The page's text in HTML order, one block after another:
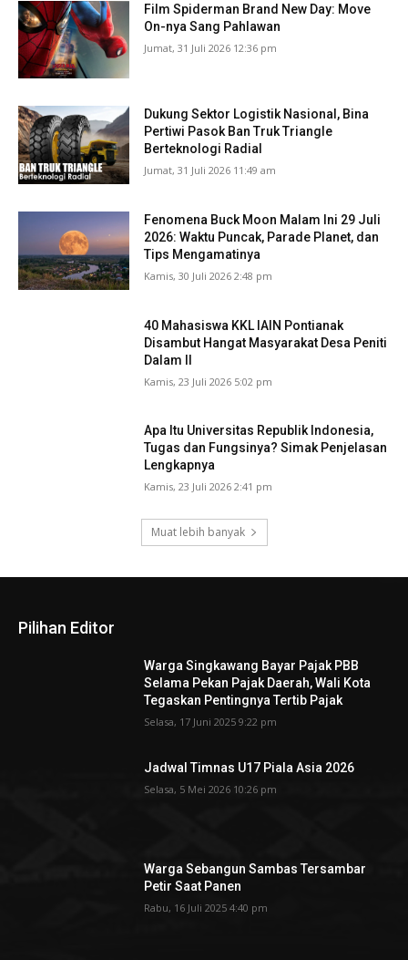
Film Spiderman Brand New Day: Move
On-nya Sang Pahlawan
Jumat, 31 Juli 2026 12:36 pm
Dukung Sektor Logistik Nasional, Bina
Pertiwi Pasok Ban Truk Triangle
Berteknologi Radial
Jumat, 31 Juli 2026 11:49 am
Fenomena Buck Moon Malam Ini 29 Juli
2026: Waktu Puncak, Parade Planet, dan
Tips Mengamatinya
Kamis, 30 Juli 2026 2:48 pm
40 Mahasiswa KKL IAIN Pontianak
Disambut Hangat Masyarakat Desa Peniti
Dalam II
Kamis, 23 Juli 2026 5:02 pm
Apa Itu Universitas Republik Indonesia,
Tugas dan Fungsinya? Simak Penjelasan
Lengkapnya
Kamis, 23 Juli 2026 2:41 pm
Muat lebih banyak
Pilihan Editor
Warga Singkawang Bayar Pajak PBB
Selama Pekan Pajak Daerah, Wali Kota
Tegaskan Pentingnya Tertib Pajak
Selasa, 17 Juni 2025 9:22 pm
Jadwal Timnas U17 Piala Asia 2026
Selasa, 5 Mei 2026 10:26 pm
Warga Sebangun Sambas Tersambar
Petir Saat Panen
Rabu, 16 Juli 2025 4:40 pm